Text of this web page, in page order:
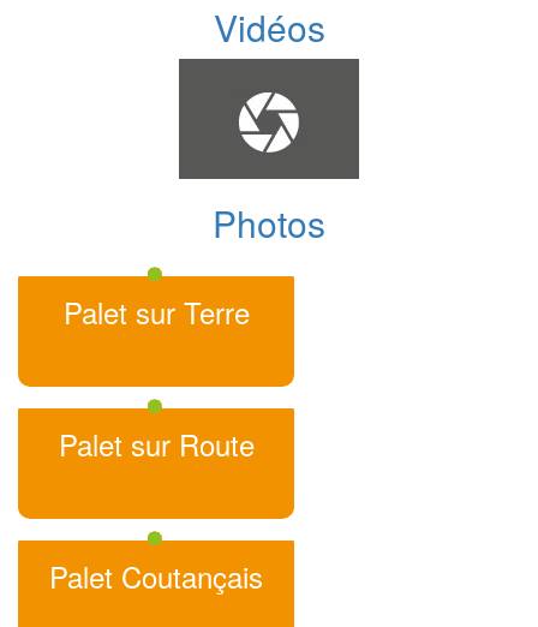
Vidéos
Photos
Palet sur Terre
Palet sur Route
Palet Coutançais